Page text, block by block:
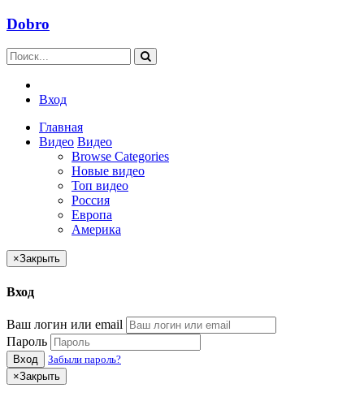
Dobro
Вход
Главная
Видео Видео
Browse Categories
Новые видео
Топ видео
Россия
Европа
Америка
×Закрыть
Вход
Ваш логин или email
Пароль
Вход
Забыли пароль?
×Закрыть